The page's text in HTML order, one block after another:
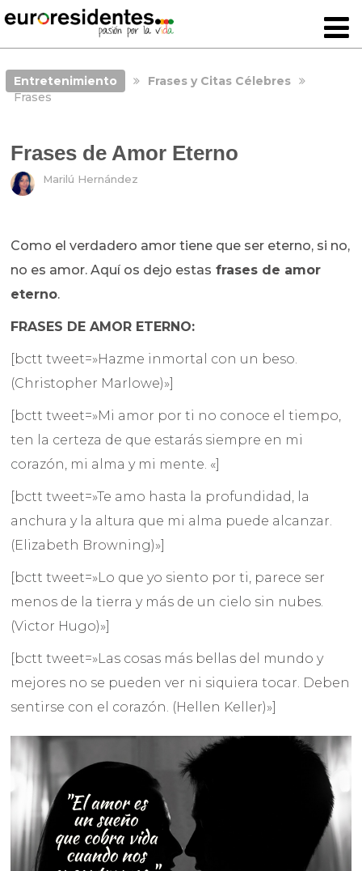
Entretenimiento
Frases y Citas Célebres
Frases
Frases de Amor Eterno
Marilú Hernández
Como el verdadero amor tiene que ser eterno, si no,
no es amor. Aquí os dejo estas frases de amor
eterno.
FRASES DE AMOR ETERNO:
[bctt tweet=»Hazme inmortal con un beso.
(Christopher Marlowe)»]
[bctt tweet=»Mi amor por ti no conoce el tiempo,
ten la certeza de que estarás siempre en mi
corazón, mi alma y mi mente. «]
[bctt tweet=»Te amo hasta la profundidad, la
anchura y la altura que mi alma puede alcanzar.
(Elizabeth Browning)»]
[bctt tweet=»Lo que yo siento por ti, parece ser
menos de la tierra y más de un cielo sin nubes.
(Victor Hugo)»]
[bctt tweet=»Las cosas más bellas del mundo y
mejores no se pueden ver ni siquiera tocar. Deben
sentirse con el corazón. (Hellen Keller)»]